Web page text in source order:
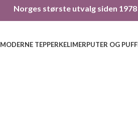
Norges største utvalg siden
MODERNE TEPPERKELIMERPUTER OG